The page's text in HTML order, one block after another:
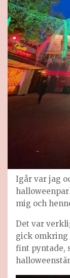
Igår var jag
mig och
Det var
gick omkring
fint pyntade,